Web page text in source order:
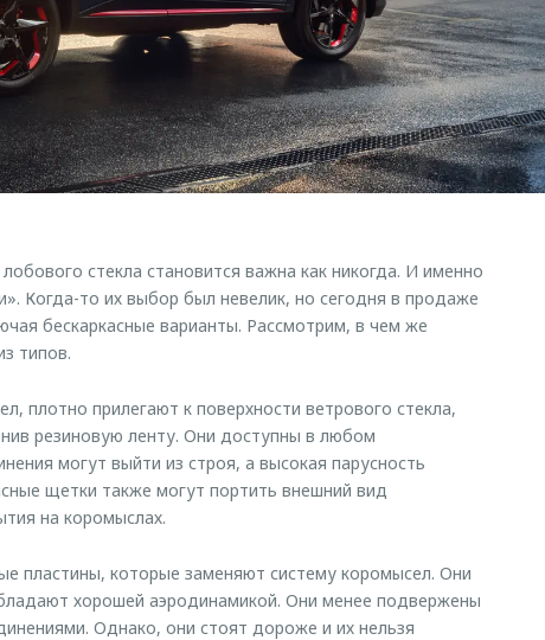
стекла становится важна как никогда. И именно
Когда-то их выбор был невелик, но сегодня в продаже
бескаркасные варианты. Рассмотрим, в чем же
типов.
плотно прилегают к поверхности ветрового стекла,
резиновую ленту. Они доступны в любом
могут выйти из строя, а высокая парусность
щетки также могут портить внешний вид
на коромыслах.
пластины, которые заменяют систему коромысел. Они
хорошей аэродинамикой. Они менее подвержены
Однако, они стоят дороже и их нельзя